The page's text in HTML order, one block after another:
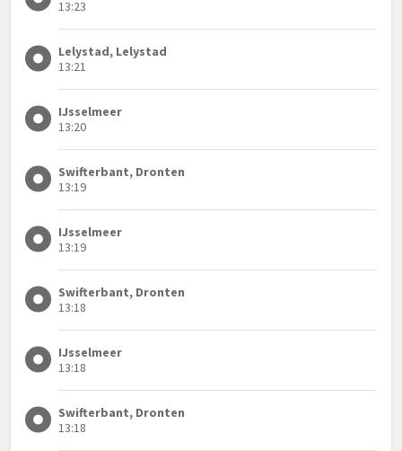
13:23
Lelystad, Lelystad
13:21
IJsselmeer
13:20
Swifterbant, Dronten
13:19
IJsselmeer
13:19
Swifterbant, Dronten
13:18
IJsselmeer
13:18
Swifterbant, Dronten
13:18